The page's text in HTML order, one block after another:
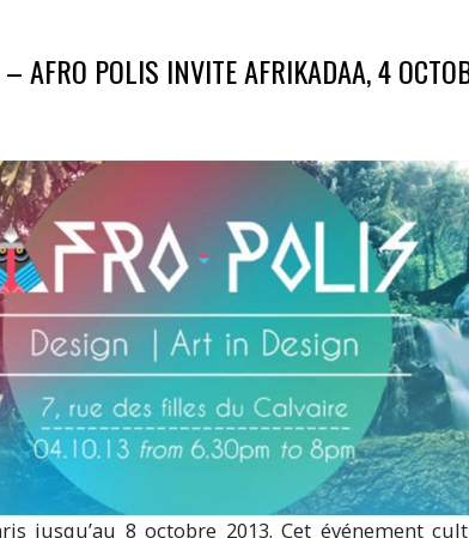
AFRO POLIS INVITE AFRIKADAA, 4
jusqu’au 8 octobre 2013. Cet événement